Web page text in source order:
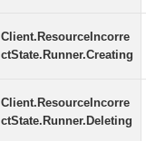
Client.ResourceIncorre
ctState.Runner.Creating
Client.ResourceIncorre
ctState.Runner.Deleting